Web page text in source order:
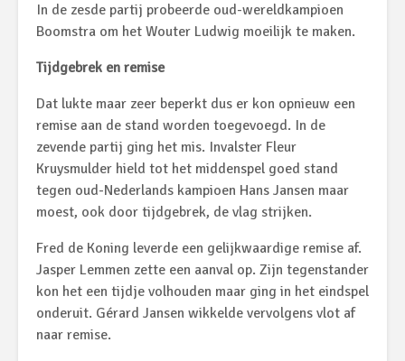
In de zesde partij probeerde oud-wereldkampioen
Boomstra om het Wouter Ludwig moeilijk te maken.
Tijdgebrek en remise
Dat lukte maar zeer beperkt dus er kon opnieuw een
remise aan de stand worden toegevoegd. In de
zevende partij ging het mis. Invalster Fleur
Kruysmulder hield tot het middenspel goed stand
tegen oud-Nederlands kampioen Hans Jansen maar
moest, ook door tijdgebrek, de vlag strijken.
Fred de Koning leverde een gelijkwaardige remise af.
Jasper Lemmen zette een aanval op. Zijn tegenstander
kon het een tijdje volhouden maar ging in het eindspel
onderuit. Gérard Jansen wikkelde vervolgens vlot af
naar remise.